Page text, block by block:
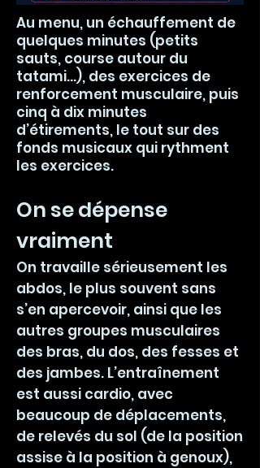
Au menu, un échauffement de
quelques minutes (petits
sauts, course autour du
tatami…), des exercices de
renforcement musculaire, puis
cinq à dix minutes
d’étirements, le tout sur des
fonds musicaux qui rythment
les exercices.
On se dépense
vraiment
On travaille sérieusement les
abdos, le plus souvent sans
s’en apercevoir, ainsi que les
autres groupes musculaires
des bras, du dos, des fesses et
des jambes. L’entraînement
est aussi cardio, avec
beaucoup de déplacements,
de relevés du sol (de la position
assise à la position à genoux),